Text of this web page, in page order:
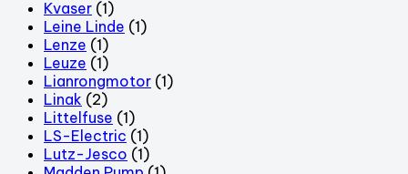
Kvaser (1)
Leine Linde (1)
Lenze (1)
Leuze (1)
Lianrongmotor (1)
Linak (2)
Littelfuse (1)
LS-Electric (1)
Lutz-Jesco (1)